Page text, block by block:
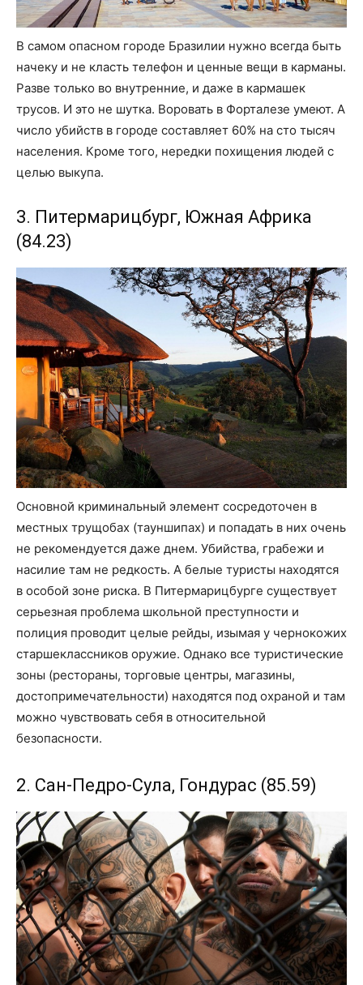
В самом опасном городе Бразилии нужно всегда быть
начеку и не класть телефон и ценные вещи в карманы.
Разве только во внутренние, и даже в кармашек
трусов. И это не шутка. Воровать в Форталезе умеют. А
число убийств в городе составляет 60% на сто тысяч
населения. Кроме того, нередки похищения людей с
целью выкупа.
3. Питермарицбург, Южная Африка
(84.23)
Основной криминальный элемент сосредоточен в
местных трущобах (тауншипах) и попадать в них очень
не рекомендуется даже днем. Убийства, грабежи и
насилие там не редкость. А белые туристы находятся
в особой зоне риска. В Питермарицбурге существует
серьезная проблема школьной преступности и
полиция проводит целые рейды, изымая у чернокожих
старшеклассников оружие. Однако все туристические
зоны (рестораны, торговые центры, магазины,
достопримечательности) находятся под охраной и там
можно чувствовать себя в относительной
безопасности.
2. Сан-Педро-Сула, Гондурас (85.59)